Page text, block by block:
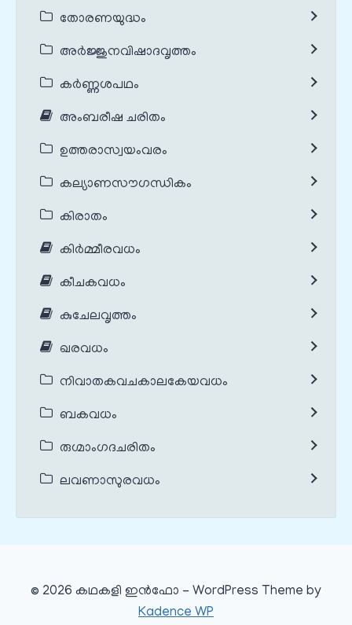
തോരണയുദ്ധം
അർജ്ജുനവിഷാദവൃത്തം
കർണ്ണശപഥം
അംബരീഷ ചരിതം
ഉത്തരാസ്വയംവരം
കല്യാണസൗഗന്ധികം
കിരാതം
കിർമ്മീരവധം
കീചകവധം
കുചേലവൃത്തം
ഖരവധം
നിവാതകവചകാലകേയവധം
ബകവധം
രുഗ്മാംഗദചരിതം
ലവണാസുരവധം
© 2026 കഥകളി ഇൻഫോ - WordPress Theme by
Kadence WP